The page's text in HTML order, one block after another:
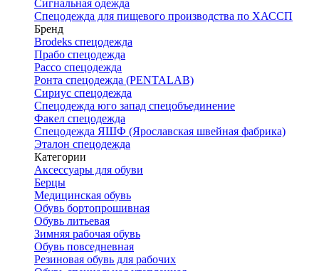
Сигнальная одежда
Спецодежда для пищевого производства по ХАССП
Бренд
Brodeks спецодежда
Прабо спецодежда
Рассо спецодежда
Ронта спецодежда (PENTALAB)
Сириус спецодежда
Спецодежда юго запад спецобъединение
Факел спецодежда
Спецодежда ЯШФ (Ярославская швейная фабрика)
Эталон спецодежда
Категории
Аксессуары для обуви
Берцы
Медицинская обувь
Обувь бортопрошивная
Обувь литьевая
Зимняя рабочая обувь
Обувь повседневная
Резиновая обувь для рабочих